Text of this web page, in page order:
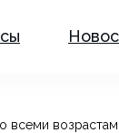
всеми